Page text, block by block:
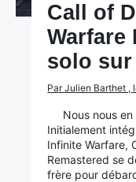
Call of
Warfare
solo sur
Par Julien Barthet ,
Nous nous
Initialement
Infinite Warfare,
Remastered se
frère pour